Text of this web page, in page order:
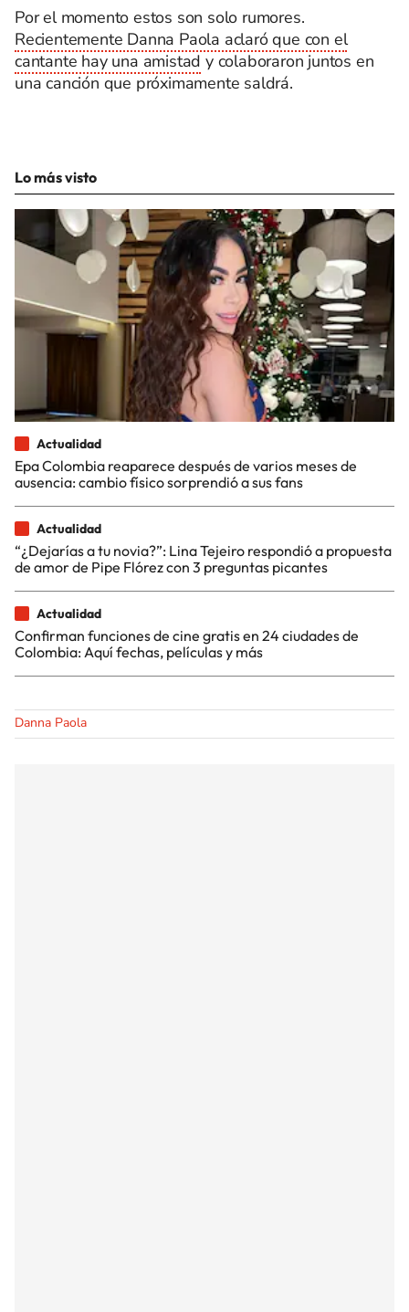
Por el momento estos son solo rumores.
Recientemente Danna Paola aclaró que con el
cantante hay una amistad y colaboraron juntos en
una canción que próximamente saldrá.
Lo más visto
Actualidad
Epa Colombia reaparece después de varios meses de
ausencia: cambio físico sorprendió a sus fans
Actualidad
“¿Dejarías a tu novia?”: Lina Tejeiro respondió a propuesta
de amor de Pipe Flórez con 3 preguntas picantes
Actualidad
Confirman funciones de cine gratis en 24 ciudades de
Colombia: Aquí fechas, películas y más
Danna Paola